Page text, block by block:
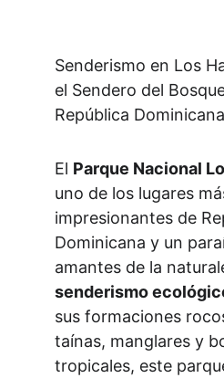
Senderismo en Los
el Sendero del
República Dominicana
El Parque Nacional
uno de los lugares
impresionantes de
Dominicana y un
amantes de la
senderismo
sus formaciones
taínas, manglares y
tropicales, este